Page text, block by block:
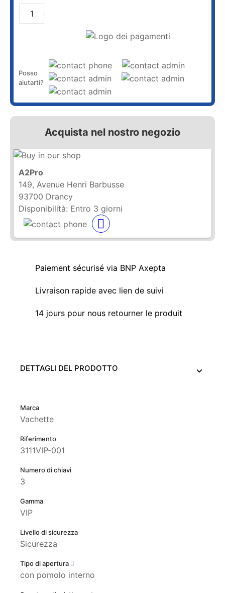
Posso
aiutarti?
Acquista nel nostro negozio
A2Pro
149, Avenue Henri Barbusse
93700 Drancy
Disponibilità: Entro 3 giorni
Paiement sécurisé via BNP Axepta
Livraison rapide avec lien de suivi
14 jours pour nous retourner le produit
DETTAGLI DEL PRODOTTO
Marca
Vachette
Riferimento
3111VIP-001
Numero di chiavi
3
Gamma
VIP
Livello di sicurezza
Sicurezza
Tipo di apertura
con pomolo interno